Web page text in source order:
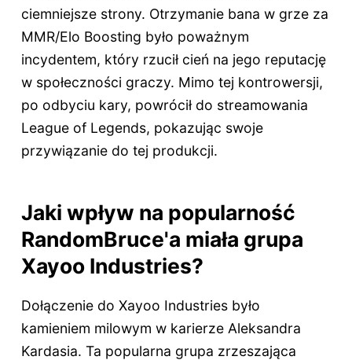
ciemniejsze strony. Otrzymanie bana w grze za
MMR/Elo Boosting było poważnym
incydentem, który rzucił cień na jego reputację
w społeczności graczy. Mimo tej kontrowersji,
po odbyciu kary, powrócił do streamowania
League of Legends, pokazując swoje
przywiązanie do tej produkcji.
Jaki wpływ na popularność
RandomBruce'a miała grupa
Xayoo Industries?
Dołączenie do Xayoo Industries było
kamieniem milowym w karierze Aleksandra
Kardasia. Ta popularna grupa zrzeszająca